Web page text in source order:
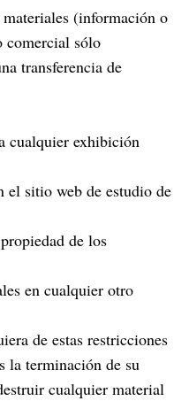
(información o
comercial sólo
transferencia de
cualquier exhibición
el sitio web de estudio de
de los
en cualquier otro
de estas restricciones
la terminación de su
cualquier material